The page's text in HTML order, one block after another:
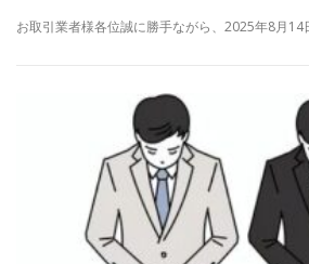
お取引業者様各位誠に勝手ながら、2025年8月14